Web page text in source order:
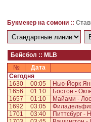
Букмекер на сомони ::
Бейсбол :: MLB
№
Дата
Сегодня
1630
00:05 Нью-Йорк
1656
01:10 Бостон -
1657
01:10 Майами -
1692
03:05
1701
03:40 Питтсбург -